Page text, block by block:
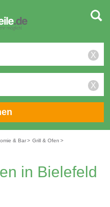
X
X
& Bar> Grill & Ofen >
in Bielefeld